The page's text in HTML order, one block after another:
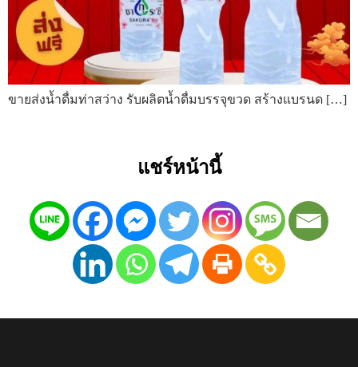
ขายส่งน้ำดื่มท่าสว่าง รับผลิตน้ำดื่มบรรจุขวด สร้างแบรนด […]
แชร์หน้านี้